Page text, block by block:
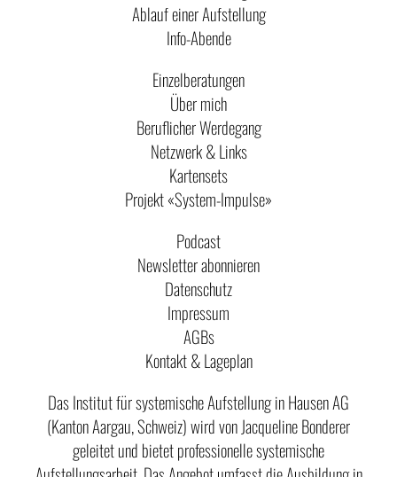
Ablauf einer Aufstellung
Info-Abende
Einzelberatungen
Über mich
Beruflicher Werdegang
Netzwerk & Links
Kartensets
Projekt «System-Impulse»
Podcast
Newsletter abonnieren
Datenschutz
Impressum
AGBs
Kontakt & Lageplan
Das Institut für systemische Aufstellung in Hausen AG
(Kanton Aargau, Schweiz) wird von Jacqueline Bonderer
geleitet und bietet professionelle systemische